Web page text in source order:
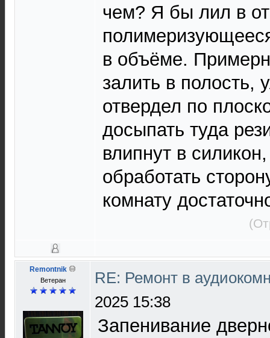
чем? Я бы лил в
в объёме.
залить в полость,
отвердел по
досыпать туда
влипнут в
обработать
комнату
Remontnik
Ветеран
RE: Ремонт в
2025 15:38
Запенивание